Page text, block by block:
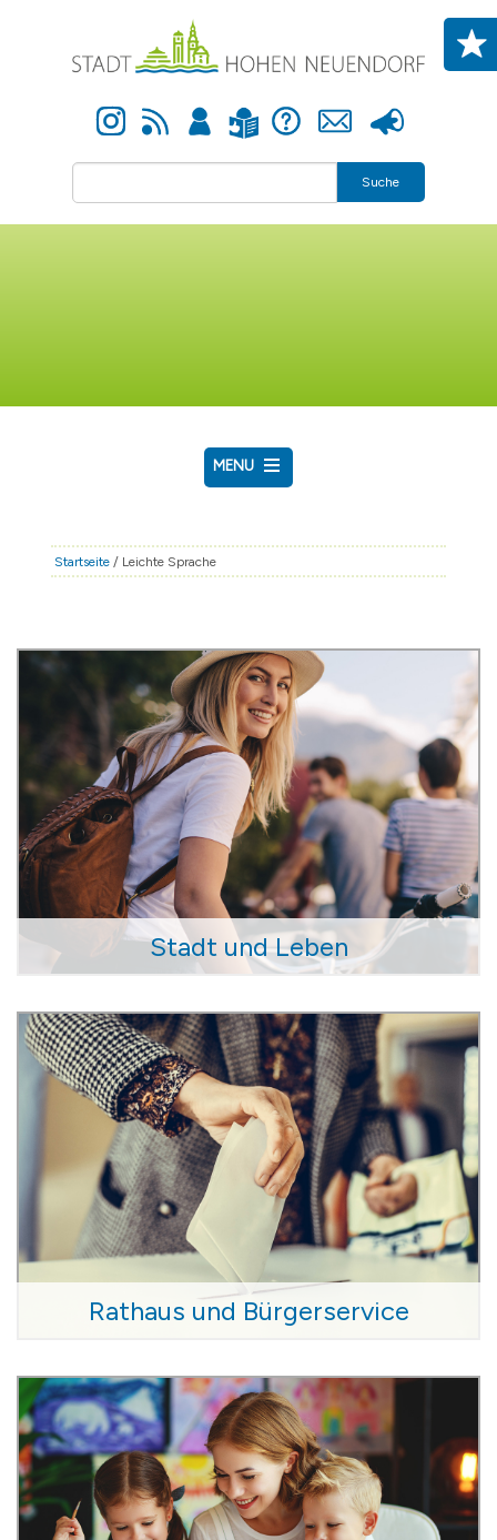
Instagram Newsfeed Anmelden Leichte Sprache Hilfe Kontakt Presse
Suche
MENU
RATHAUS & POLITIK
TOURISMUS
BAUEN & WIRTSCHAFT
Startseite / Leichte Sprache
Stadt und Leben
Rathaus und Bürgerservice